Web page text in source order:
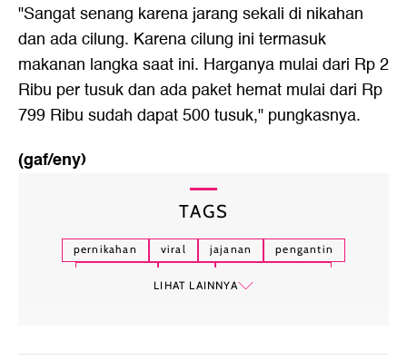
"Sangat senang karena jarang sekali di nikahan
dan ada cilung. Karena cilung ini termasuk
makanan langka saat ini. Harganya mulai dari Rp 2
Ribu per tusuk dan ada paket hemat mulai dari Rp
799 Ribu sudah dapat 500 tusuk," pungkasnya.
(gaf/eny)
TAGS
pernikahan viral jajanan
pengantin
LIHAT LAINNYA